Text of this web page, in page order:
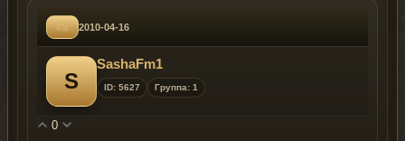
#9 2010-04-16
S
SashaFm1
ID: 5627 Группа: 1
0